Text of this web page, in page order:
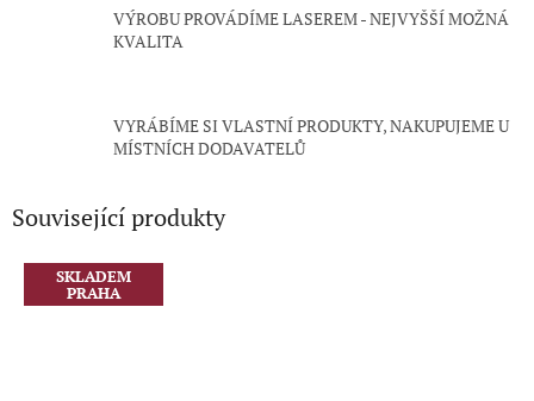
VÝROBU PROVÁDÍME LASEREM - NEJVYŠŠÍ MOŽNÁ
KVALITA
VYRÁBÍME SI VLASTNÍ PRODUKTY, NAKUPUJEME U
MÍSTNÍCH DODAVATELŮ
Související produkty
SKLADEM
PRAHA